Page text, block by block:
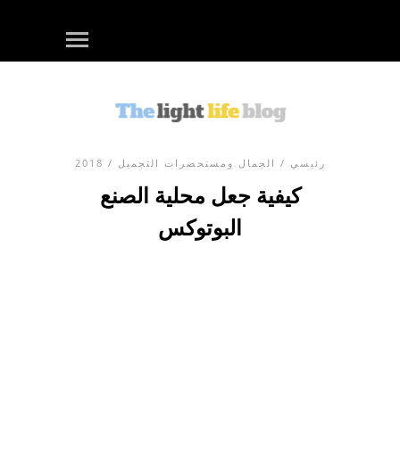
رئيسي / الجمال ومستحضرات التجميل / 2018
كيفية جعل محلية الصنع
البوتوكس